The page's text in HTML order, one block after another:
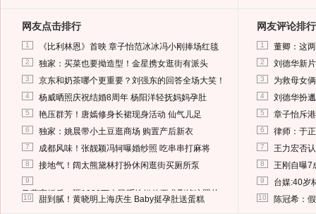
网友点击排行
1 《比利林恩》首映 章子怡范冰冰冯小刚捧场红毯
2 独家：买菜也要拗造型！金星携女逛街有派头
3 京东和奶茶哪个更重要？刘强东的回答全场大笑！
4 杨威晒照庆祝结婚8周年 杨阳洋轻抚妈妈孕肚
5 艳压群芳！唐嫣修身长裙现身活动 仙气儿足
6 独家：姚晨带小土豆逛商场 购置产后新衣
7 成都风味！张靓颖冯轲曝婚纱照 吃串串打麻将
8 接地气！阔太熊黛林打扮休闲逛街买厕所泵
9
马蓉离婚后，砸1000万人民币给媒体要求删掉这照片
10 甜到腻！黄晓明上海庆生 Baby挺孕肚送蛋糕
网友评论排行
1 董卿：这
2 刘德华新
3 为救母女
4 刘德华扮
5 章子怡斥
6 律师：于
7 王力宏否
8 王刚自曝7
9 台媒:40岁
10 陈冠希：